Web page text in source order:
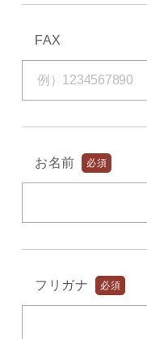
FAX
お名前 必須
フリガナ 必須